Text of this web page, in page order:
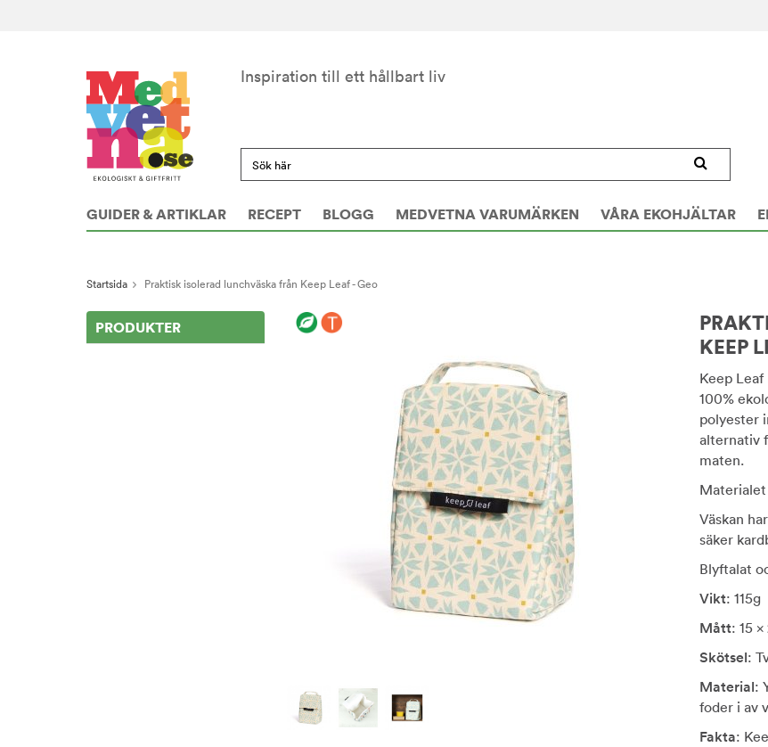
Inspiration till ett hållbart liv
GUIDER & ARTIKLAR RECEPT BLOGG MEDVETNA VARUMÄRKEN VÅRA EKOHJÄLTAR
Startsida Praktisk isolerad lunchväska från Keep Leaf - Geo
PRODUKTER
KEEP
Keep
100%
polyester
alternativ
maten.
Väskan
säker
Blyftalat
Vikt: 115g
Mått: 15 x
Skötsel:
Material:
foder i av
Fakta: